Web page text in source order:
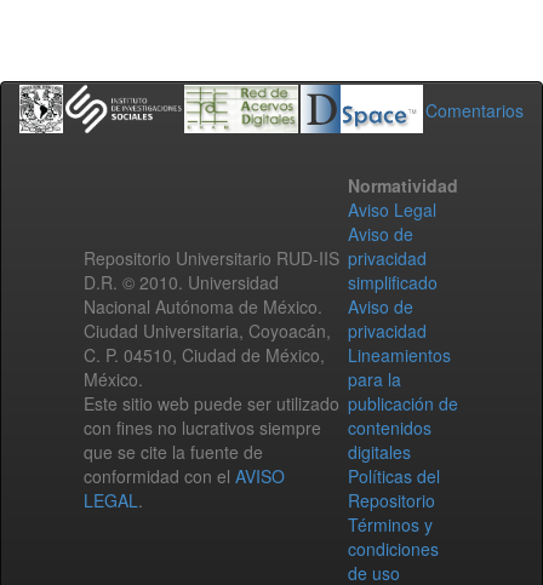
Comentarios
Repositorio Universitario RUD-IIS
D.R. © 2010. Universidad
Nacional Autónoma de México.
Ciudad Universitaria, Coyoacán,
C. P. 04510, Ciudad de México,
México.
Este sitio web puede ser utilizado
con fines no lucrativos siempre
que se cite la fuente de
conformidad con el AVISO
LEGAL.
Normatividad
Aviso Legal
Aviso de
privacidad
simplificado
Aviso de
privacidad
Lineamientos
para la
publicación de
contenidos
digitales
Políticas del
Repositorio
Términos y
condiciones
de uso